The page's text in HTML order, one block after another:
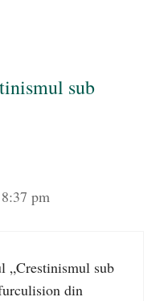
sub
pm
„Crestinismul sub
din